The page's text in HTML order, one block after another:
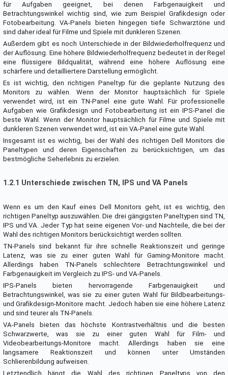
für Aufgaben geeignet, bei denen Farbgenauigkeit und
Betrachtungswinkel wichtig sind, wie zum Beispiel Grafikdesign oder
Fotobearbeitung. VA-Panels bieten hingegen tiefe Schwarztöne und
sind daher ideal für Filme und Spiele mit dunkleren Szenen.
Außerdem gibt es noch Unterschiede in der Bildwiederholfrequenz und
der Auflösung. Eine höhere Bildwiederholfrequenz bedeutet in der Regel
eine flüssigere Bildqualität, während eine höhere Auflösung eine
schärfere und detailliertere Darstellung ermöglicht.
Es ist wichtig, den richtigen Paneltyp für die geplante Nutzung des
Monitors zu wählen. Wenn der Monitor hauptsächlich für Spiele
verwendet wird, ist ein TN-Panel eine gute Wahl. Für professionelle
Aufgaben wie Grafikdesign und Fotobearbeitung ist ein IPS-Panel die
beste Wahl. Wenn der Monitor hauptsächlich für Filme und Spiele mit
dunkleren Szenen verwendet wird, ist ein VA-Panel eine gute Wahl.
Insgesamt ist es wichtig, bei der Wahl des richtigen Dell Monitors die
Paneltypen und deren Eigenschaften zu berücksichtigen, um das
bestmögliche Seherlebnis zu erzielen.
1.2.1 Unterschiede zwischen TN, IPS und VA Panels
Wenn es um den Kauf eines Dell Monitors geht, ist es wichtig, den
richtigen Paneltyp auszuwählen. Die drei gängigsten Paneltypen sind TN,
IPS und VA. Jeder Typ hat seine eigenen Vor- und Nachteile, die bei der
Wahl des richtigen Monitors berücksichtigt werden sollten.
TN-Panels sind bekannt für ihre schnelle Reaktionszeit und geringe
Latenz, was sie zu einer guten Wahl für Gaming-Monitore macht.
Allerdings haben TN-Panels schlechtere Betrachtungswinkel und
Farbgenauigkeit im Vergleich zu IPS- und VA-Panels.
IPS-Panels bieten hervorragende Farbgenauigkeit und
Betrachtungswinkel, was sie zu einer guten Wahl für Bildbearbeitungs-
und Grafikdesign-Monitore macht. Jedoch haben sie eine höhere Latenz
und sind teurer als TN-Panels.
VA-Panels bieten das höchste Kontrastverhältnis und die besten
Schwarzwerte, was sie zu einer guten Wahl für Film- und
Videobearbeitungs-Monitore macht. Allerdings haben sie eine
langsamere Reaktionszeit und können unter Umständen
Schlierenbildung aufweisen.
Letztendlich hängt die Wahl des richtigen Paneltyps von den